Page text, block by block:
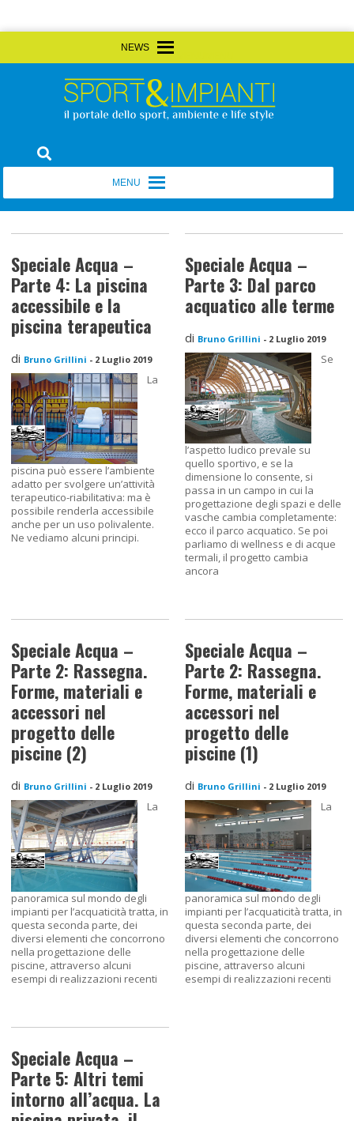
to
Sport&Impianti
Speciale Acqua –
Parte 4: La piscina
accessibile e la
piscina terapeutica
di Bruno Grillini - 2 Luglio 2019
La
piscina può essere l’ambiente
adatto per svolgere un’attività
terapeutico-riabilitativa: ma è
possibile renderla accessibile
anche per un uso polivalente.
Ne vediamo alcuni principi.
Speciale Acqua –
Parte 3: Dal parco
acquatico alle terme
di Bruno Grillini - 2 Luglio 2019
Se
l’aspetto ludico prevale su
quello sportivo, e se la
dimensione lo consente, si
passa in un campo in cui la
progettazione degli spazi e delle
vasche cambia completamente:
ecco il parco acquatico. Se poi
parliamo di wellness e di acque
termali, il progetto cambia
ancora
Speciale Acqua –
Parte 2: Rassegna.
Forme, materiali e
accessori nel
progetto delle
piscine (2)
di Bruno Grillini - 2 Luglio 2019
La
panoramica sul mondo degli
impianti per l’acquaticità tratta, in
questa seconda parte, dei
diversi elementi che concorrono
nella progettazione delle
piscine, attraverso alcuni
esempi di realizzazioni recenti
Speciale Acqua –
Parte 2: Rassegna.
Forme, materiali e
accessori nel
progetto delle
piscine (1)
di Bruno Grillini - 2 Luglio 2019
La
panoramica sul mondo degli
impianti per l’acquaticità tratta, in
questa seconda parte, dei
diversi elementi che concorrono
nella progettazione delle
piscine, attraverso alcuni
esempi di realizzazioni recenti
Speciale Acqua –
Parte 5: Altri temi
intorno all’acqua. La